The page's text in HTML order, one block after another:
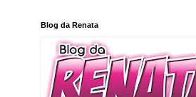
Blog da Renata